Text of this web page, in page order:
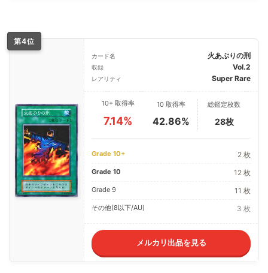
第4位
カード名 火あぶりの刑
収録 Vol.2
レアリティ Super Rare
10+ 取得率
7.14%
10 取得率
42.86%
総鑑定枚数
28枚
Grade 10+ 2 枚
Grade 10 12 枚
Grade 9 11 枚
その他(8以下/AU) 3 枚
メルカリ出品を見る